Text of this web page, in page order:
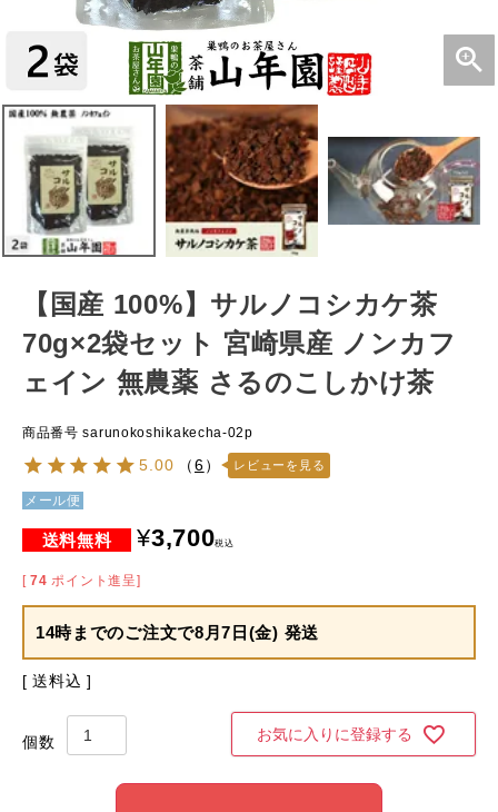
【国産 100%】サルノコシカケ茶
70g×2袋セット 宮崎県産 ノンカフ
ェイン 無農薬 さるのこしかけ茶
商品番号 sarunokoshikakecha-02p
5.00 （6） レビューを見る
メール便
¥3,700税込
[ 74 ポイント進呈]
14時までのご注文で8月7日(金) 発送
送料込
お気に入りに登録する